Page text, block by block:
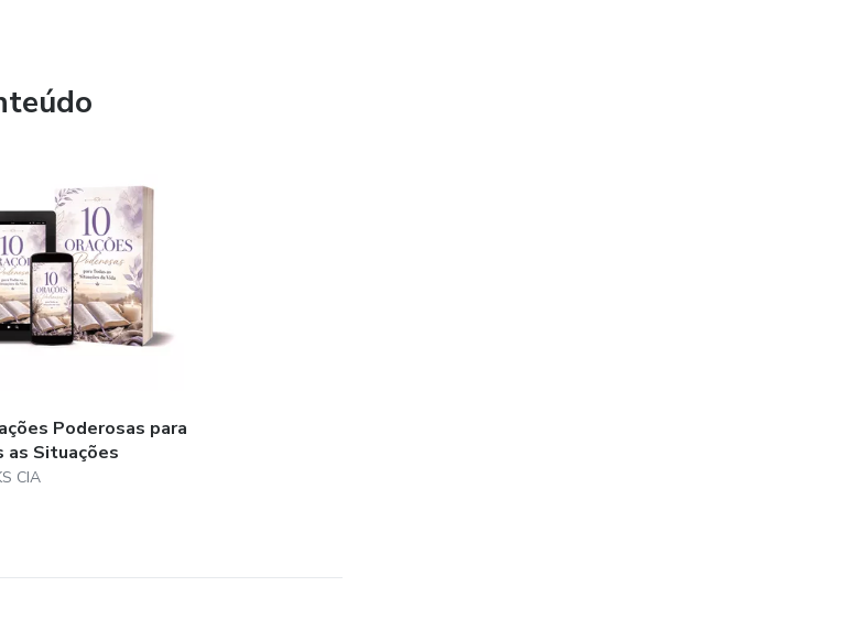
Poderosas para
as Situações
CIA